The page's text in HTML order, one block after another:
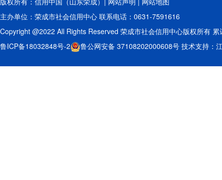
主办单位：荣成市社会信用中心 联系电话：0631-7591616
Copyright @2022 All Rights Reserved 荣成市社会信用中心版权所有
鲁ICP备18032848号-2
鲁公网安备 37108202000608号 技术支持：